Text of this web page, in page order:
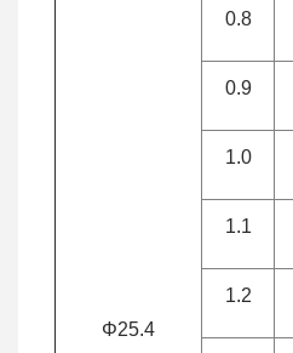
Φ25.4
0.8
0.9
1.0
1.1
1.2